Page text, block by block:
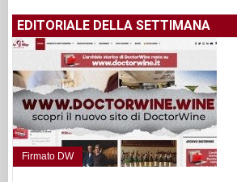
EDITORIALE DELLA SETTIMANA
Firmato DW